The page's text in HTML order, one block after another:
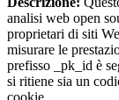
analisi web open
proprietari di siti
misurare le
prefisso _pk_id è
si ritiene sia un